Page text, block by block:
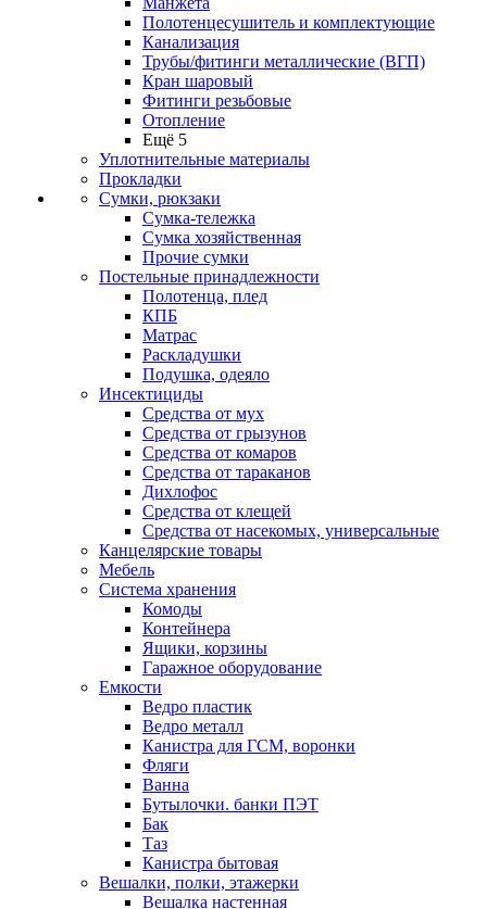
Полотенцесушитель и комплектующие
Канализация
Трубы/фитинги металлические (ВГП)
Кран шаровый
Фитинги резьбовые
Отопление
Ещё 5
Уплотнительные материалы
Прокладки
Сумки, рюкзаки
Сумка-тележка
Сумка хозяйственная
Прочие сумки
Постельные принадлежности
Полотенца, плед
КПБ
Матрас
Раскладушки
Подушка, одеяло
Инсектициды
Средства от мух
Средства от грызунов
Средства от комаров
Средства от тараканов
Дихлофос
Средства от клещей
Средства от насекомых, универсальные
Канцелярские товары
Мебель
Система хранения
Комоды
Контейнера
Ящики, корзины
Гаражное оборудование
Емкости
Ведро пластик
Ведро металл
Канистра для ГСМ, воронки
Фляги
Ванна
Бутылочки. банки ПЭТ
Бак
Таз
Канистра бытовая
Вешалки, полки, этажерки
Вешалка настенная